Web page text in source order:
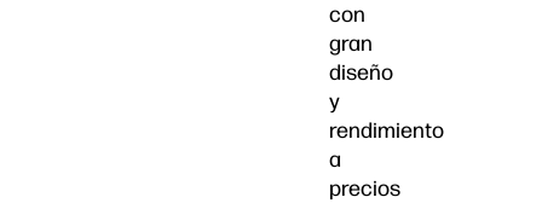
con
gran
diseño
y
rendimiento
a
precios